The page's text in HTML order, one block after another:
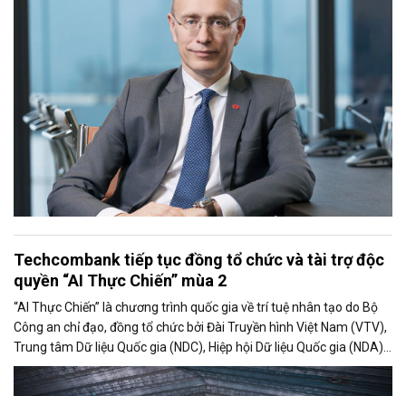
nghiệp lớn tại Việt Nam hiện chưa ghi nhận ảnh hưởng rõ rệt, đồng
thời vẫn kiên định với các kế hoạch đầu tư dài hạn.
Techcombank tiếp tục đồng tổ chức và tài trợ độc
quyền “AI Thực Chiến” mùa 2
“AI Thực Chiến” là chương trình quốc gia về trí tuệ nhân tạo do Bộ
Công an chỉ đạo, đồng tổ chức bởi Đài Truyền hình Việt Nam (VTV),
Trung tâm Dữ liệu Quốc gia (NDC), Hiệp hội Dữ liệu Quốc gia (NDA)
cùng Ngân hàng TMCP Kỹ Thương Việt Nam (Techcombank),
nhằm tìm kiếm, phát hiện và bồi dưỡng nhân tài AI cho đất nước,